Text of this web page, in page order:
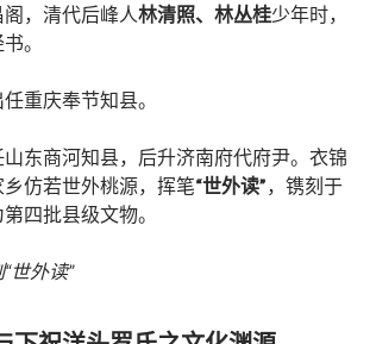
，清代后峰人林清照、林丛桂少年时，
。
重庆奉节知县。
东商河知县，后升济南府代府尹。衣锦
仿若世外桃源，挥笔“世外读”，镌刻于
四批县级文物。
世外读”